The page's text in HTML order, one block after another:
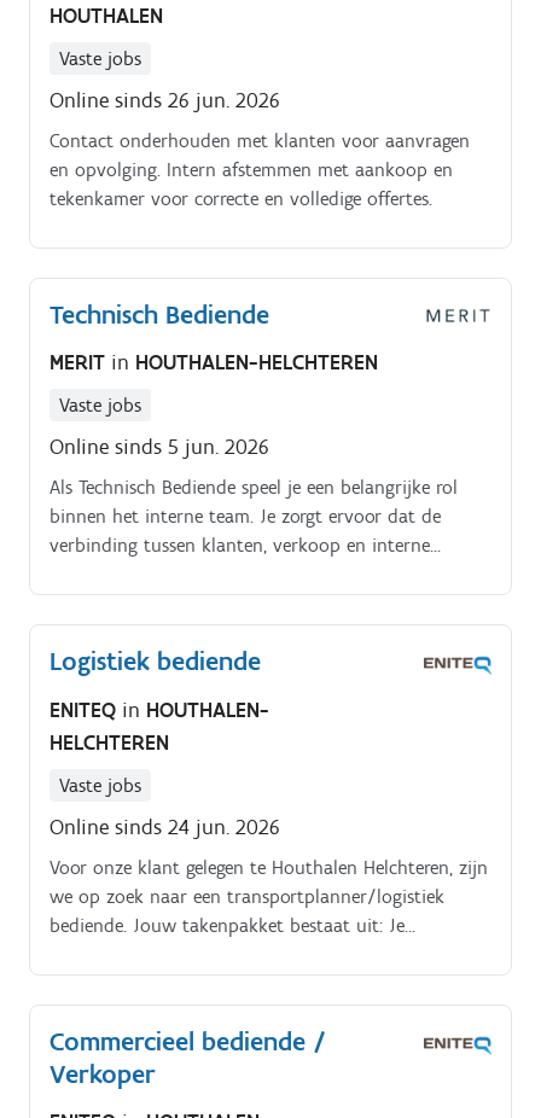
HOUTHALEN
Vaste jobs
Online sinds 26 jun. 2026
Contact onderhouden met klanten voor aanvragen
en opvolging. Intern afstemmen met aankoop en
tekenkamer voor correcte en volledige offertes.
Technisch Bediende
MERIT in HOUTHALEN-HELCHTEREN
Vaste jobs
Online sinds 5 jun. 2026
Als Technisch Bediende speel je een belangrijke rol
binnen het interne team. Je zorgt ervoor dat de
verbinding tussen klanten, verkoop en interne
Logistiek bediende
ENITEQ in HOUTHALEN-
HELCHTEREN
Vaste jobs
Online sinds 24 jun. 2026
Voor onze klant gelegen te Houthalen Helchteren, zijn
we op zoek naar een transportplanner/logistiek
bediende. Jouw takenpakket bestaat uit: Je
(30 vrachten) in samenspraak met de hoofdplanner.
Commercieel bediende /
Verkoper